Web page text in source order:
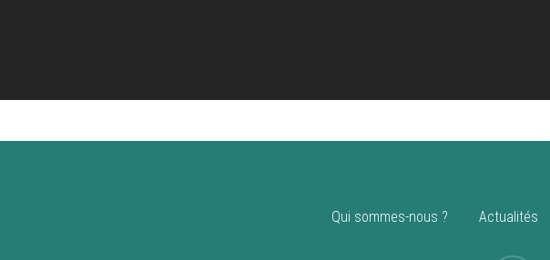
Qui sommes-nous ? Actualités